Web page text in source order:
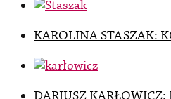
KAROLINA STASZAK: